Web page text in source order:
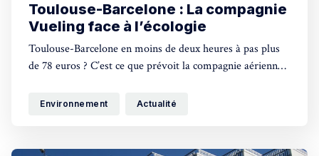
Toulouse-Barcelone : La compagnie
Vueling face à l’écologie
Toulouse-Barcelone en moins de deux heures à pas plus
de 78 euros ? C’est ce que prévoit la compagnie aérienne
Environnement Actualité